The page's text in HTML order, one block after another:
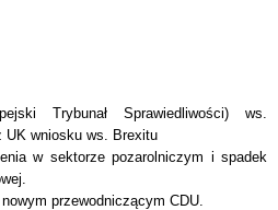
Trybunał Sprawiedliwości) ws.
UK wniosku ws. Brexitu
w sektorze pozarolniczym i spadek
przewodniczącym CDU.